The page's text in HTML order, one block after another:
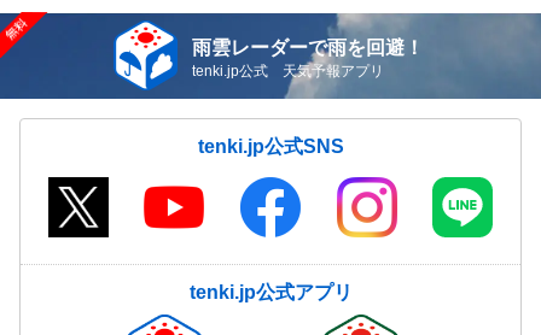
雨雲レーダーで雨を回避！
tenki.jp公式 天気予報アプリ
tenki.jp公式SNS
tenki.jp公式アプリ